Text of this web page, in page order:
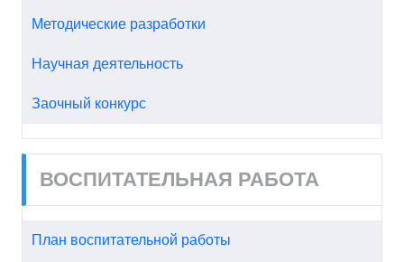
Методические разработки
Научная деятельность
Заочный конкурс
ВОСПИТАТЕЛЬНАЯ РАБОТА
План воспитательной работы